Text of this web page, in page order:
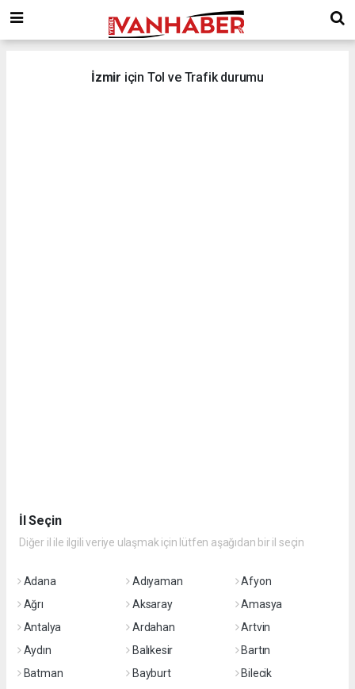
İzmir için Tol ve Trafik durumu
İl Seçin
Diğer il ile ilgili veriye ulaşmak için lütfen aşağıdan bir il seçin
Adana Adıyaman
Afyon
Ağrı
Aksaray
Amasya
Antalya
Ardahan
Artvin
Aydın
Balıkesir
Bartın
Batman
Bayburt
Bilecik